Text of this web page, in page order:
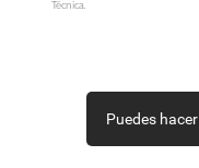
Técnica.
Puedes